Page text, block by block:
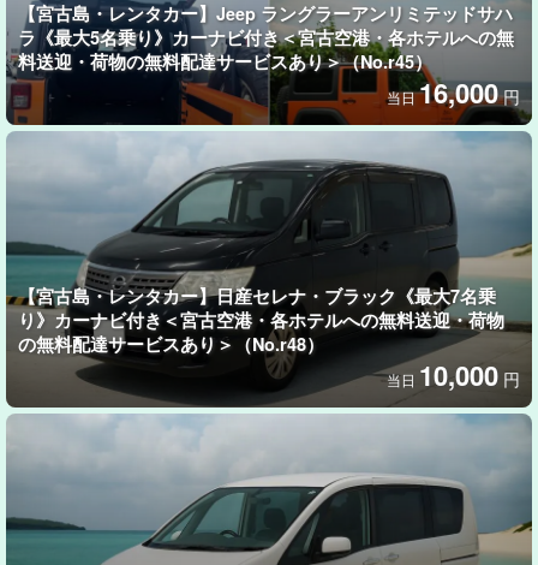
安全・快適さに万全のサポートシステム！
電動・20秒でオープンカーに
マジックスカイコントロール付きで、スイッチ一つでルーフの透
過率を調整でき、天候や気分に合わせて変化を楽しめます♪
宮古島の雄大な景色を、風を、直接感じられる「特別な1日」にベ
ストな1台です。
【宮古島・レンタカー】Jeep ラングラーアンリミテッドサハ
ラ《最大5名乗り》カーナビ付き＜宮古空港・各ホテルへの無
料送迎・荷物の無料配達サービスあり＞（No.r45）
当日16,000 円
【宮古島・レンタカー】日産セレナ・ブラック《最大7名乗
り》カーナビ付き＜宮古空港・各ホテルへの無料送迎・荷物
の無料配達サービスあり＞（No.r48）
当日 10,000 円